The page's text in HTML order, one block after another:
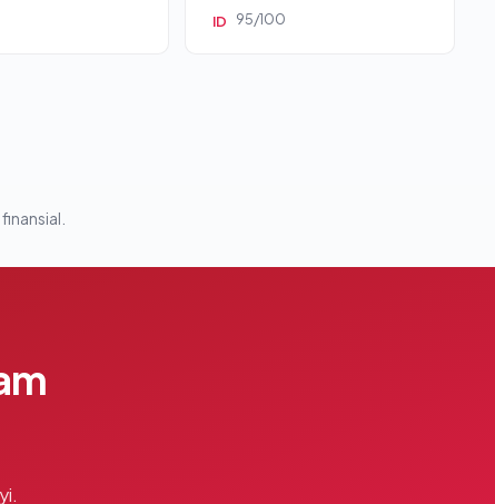
ID 95/100